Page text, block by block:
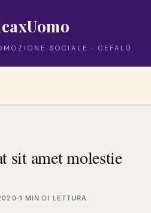
SOCIALE · CEFALÙ
sit amet molestie
·1 MIN DI LETTURA